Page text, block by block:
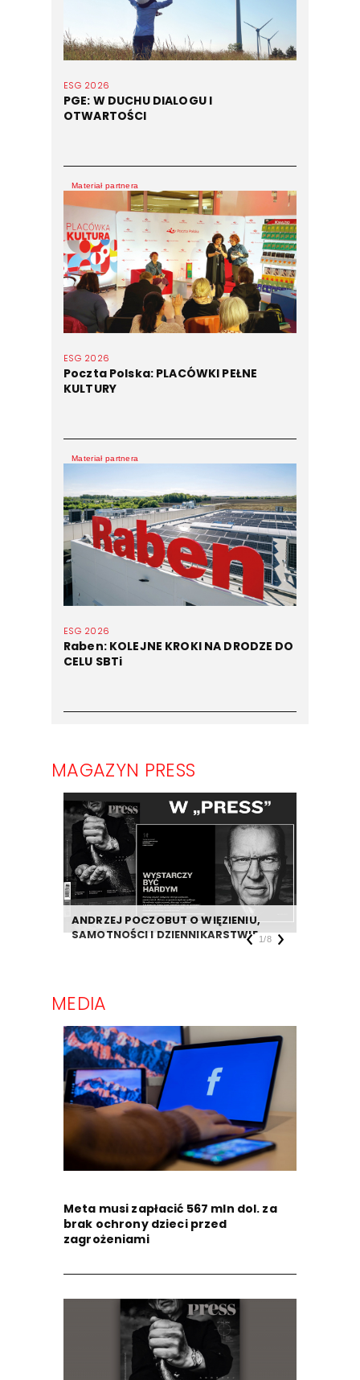
ESG 2026
PGE: W DUCHU DIALOGU I
OTWARTOŚCI
ESG 2026
Poczta Polska: PLACÓWKI PEŁNE
KULTURY
Materiał partnera
ESG 2026
Raben: KOLEJNE KROKI NA DRODZE DO
CELU SBTi
Materiał partnera
MAGAZYN PRESS
ANDRZEJ POCZOBUT O WIĘZIENIU,
SAMOTNOŚCI I DZIENNIKARSTWIE1/8
MEDIA
Meta musi zapłacić 567 mln dol. za
brak ochrony dzieci przed
zagrożeniami